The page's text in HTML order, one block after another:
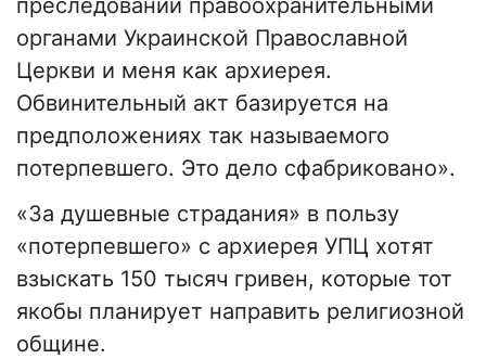
преследовании правоохранительными
органами Украинской Православной
Церкви и меня как архиерея.
Обвинительный акт базируется на
предположениях так называемого
потерпевшего. Это дело сфабриковано».
«За душевные страдания» в пользу
«потерпевшего» с архиерея УПЦ хотят
взыскать 150 тысяч гривен, которые тот
якобы планирует направить религиозной
общине.